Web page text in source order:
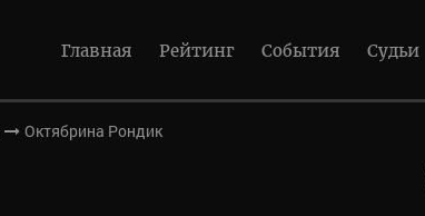
Главная Рейтинг События Судьи
Октябрина Рондик